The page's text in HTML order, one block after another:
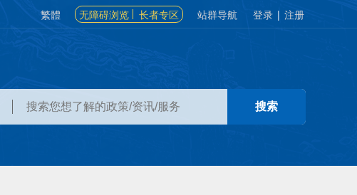
繁體 无障碍浏览 长者专区 站群导航 登录 | 注册